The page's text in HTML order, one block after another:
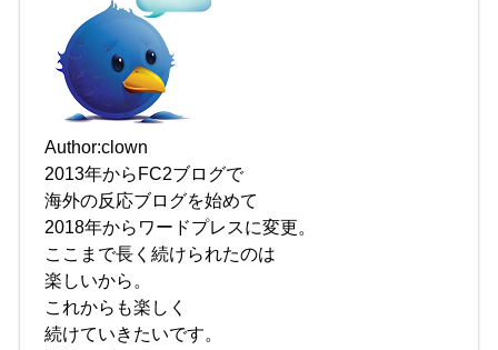
Author:clown
2013年からFC2ブログで
海外の反応ブログを始めて
2018年からワードプレスに変更。
ここまで長く続けられたのは
楽しいから。
これからも楽しく
続けていきたいです。